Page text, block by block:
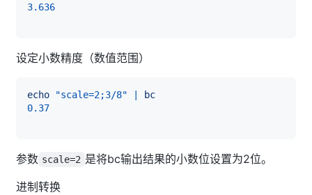
3.636
设定小数精度（数值范围）
echo "scale=2;3/8"
bc
0.37
参数 scale=2 是将bc输出结果的小数位设置为2位。
进制转换